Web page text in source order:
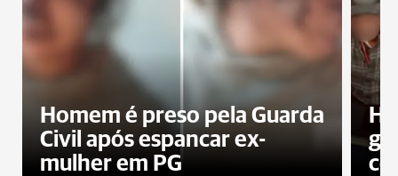
Homem é preso pela Guarda
Civil após espancar ex-
mulher em PG